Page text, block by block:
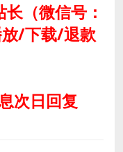
长（微信号：
/下载/退款
次日回复